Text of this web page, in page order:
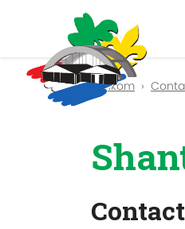
Previous
Welkom